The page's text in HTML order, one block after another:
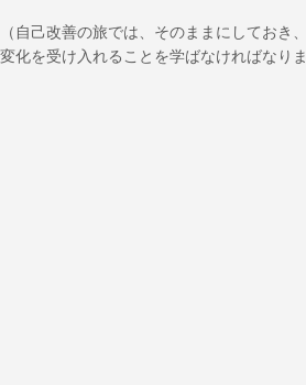
（自己改善の旅では、そのままにしておき
変化を受け入れることを学ばなければなりま